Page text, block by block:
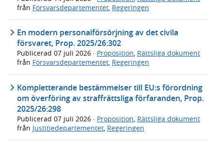
från Försvarsdepartementet Regeringen
En modern personalförsörjning av det civila
försvaret, Prop. 2025/26:302
Publicerad 07 juli 2026 · Proposition, Rättsliga dokument
från Försvarsdepartementet, Regeringen
Kompletterande bestämmelser till EU:s förordning
om överföring av straffrättsliga förfaranden, Prop.
2025/26:298
Publicerad 07 juli 2026 · Proposition, Rättsliga dokument
från Justitiedepartementet, Regeringen